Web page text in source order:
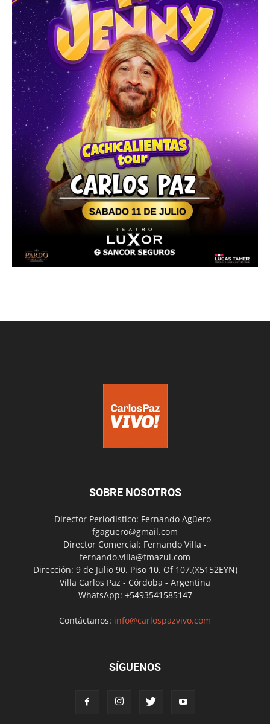
SOBRE NOSOTROS
Director Periodístico: Fernando Agüero -
fgaguero@gmail.com
Director Comercial: Fernando Villa -
fernando.villa@fmazul.com
Dirección: 9 de Julio 90. Piso 10. Of 107.(X5152EYN)
Villa Carlos Paz - Córdoba - Argentina
WhatsApp: +5493541585147
Contáctanos: info@carlospazvivo.com
SÍGUENOS